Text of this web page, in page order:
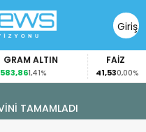
Giriş
Yap
ALTIN
1,41%
FAİZ
41,530,00%
TAMAMLADI